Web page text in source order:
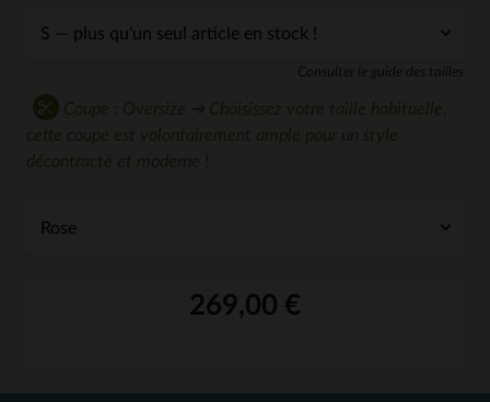
Consulter le guide des tailles
Coupe : Oversize ➔ Choisissez votre taille habituelle,
cette coupe est volontairement ample pour un style
décontracté et moderne !
269,00 €